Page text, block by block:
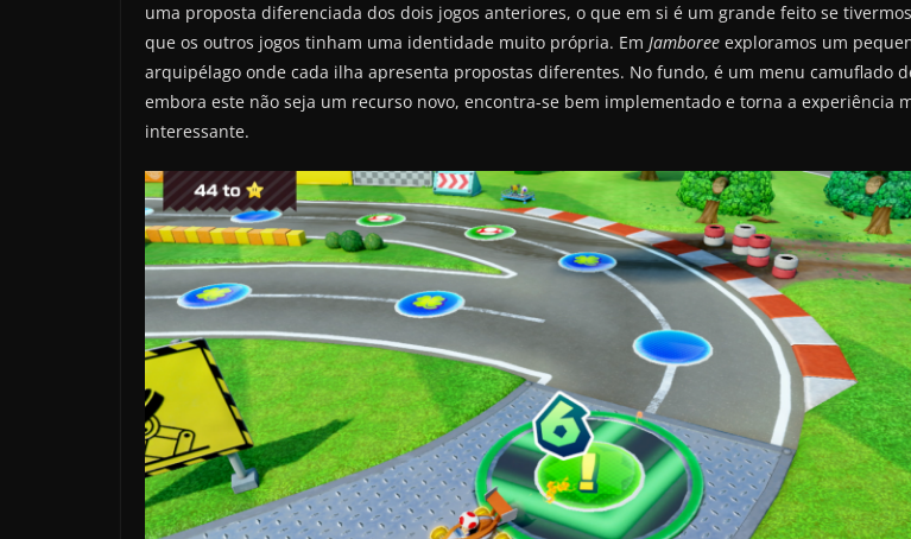
uma proposta diferenciada dos dois jogos anteriores, o que em si é um grande feito se
que os outros jogos tinham uma identidade muito própria. Em Jamboree exploramos um
arquipélago onde cada ilha apresenta propostas diferentes. No fundo, é um menu camuflado
embora este não seja um recurso novo, encontra-se bem implementado e torna a experiência
interessante.